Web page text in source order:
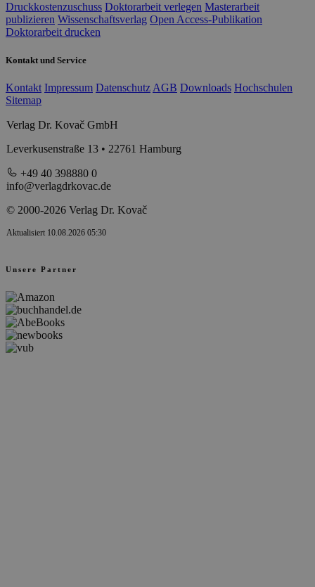
Druckkostenzuschuss Doktorarbeit verlegen Masterarbeit
publizieren Wissenschaftsverlag Open Access-Publikation
Doktorarbeit drucken
Kontakt und Service
Kontakt Impressum Datenschutz AGB Downloads Hochschulen
Sitemap
Verlag Dr. Kovač GmbH
Leverkusenstraße 13 • 22761 Hamburg
+49 40 398880 0
info@verlagdrkovac.de
© 2000-2026 Verlag Dr. Kovač
Aktualisiert 10.08.2026 05:30
Unsere Partner